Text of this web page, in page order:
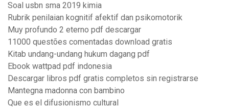
Soal usbn sma 2019 kimia
Rubrik penilaian kognitif afektif dan psikomotorik
Muy profundo 2 eterno pdf descargar
11000 questões comentadas download gratis
Kitab undang-undang hukum dagang pdf
Ebook wattpad pdf indonesia
Descargar libros pdf gratis completos sin registrarse
Mantegna madonna con bambino
Que es el difusionismo cultural